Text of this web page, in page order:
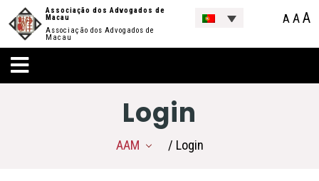
Associação dos Advogados de
Macau
Associação dos Advogados de
Macau
A AA
Login
AAM / Login